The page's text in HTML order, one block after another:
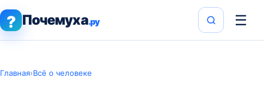
? Почемуха.ру ☰
Главная›Всё о человеке